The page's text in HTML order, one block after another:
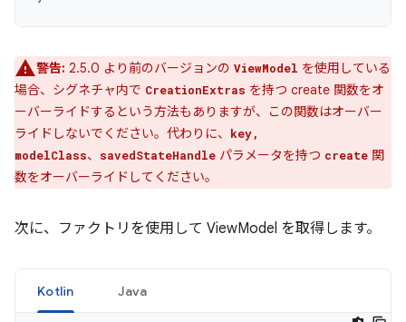
警告: 2.5.0 より前のバージョンの ViewModel を使用している
場合、シグネチャ内で CreationExtras を持つ create 関数をオ
ーバーライドするという方法もありますが、この関数はオーバー
ライドしないでください。代わりに、
key,
modelClass、 savedStateHandle パラメータを持つ create 関
数をオーバーライドしてください。
次に、ファクトリを使用して ViewModel を取得します。
Kotlin Java